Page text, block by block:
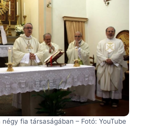
fia társaságában – Fotó: YouTube